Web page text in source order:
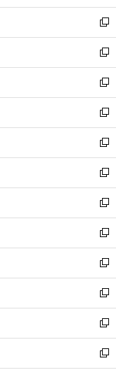
開
く
ウ
で
開
く
ン
ド
ウ
で
開
く
ウ
ィ
ン
ド
ウ
で
開
く
新
し
い
ウ
ィ
ン
ド
ウ
で
開
く
新
し
い
ウ
ィ
ン
ド
ウ
で
開
く
新
し
い
ウ
ィ
ン
ド
ウ
で
開
く
新
し
い
ウ
ィ
ン
ド
ウ
で
開
く
新
し
い
ウ
ィ
ン
ド
ウ
で
開
く
新
し
い
ウ
ィ
ン
ド
ウ
で
開
く
新
し
い
ウ
ィ
ン
ド
ウ
で
開
く
新
し
い
ウ
ィ
ン
ド
ウ
で
開
新
し
い
ウ
ィ
ン
ド
ウ
新
し
い
ウ
ィ
ン
新
し
い
ウ
新
し